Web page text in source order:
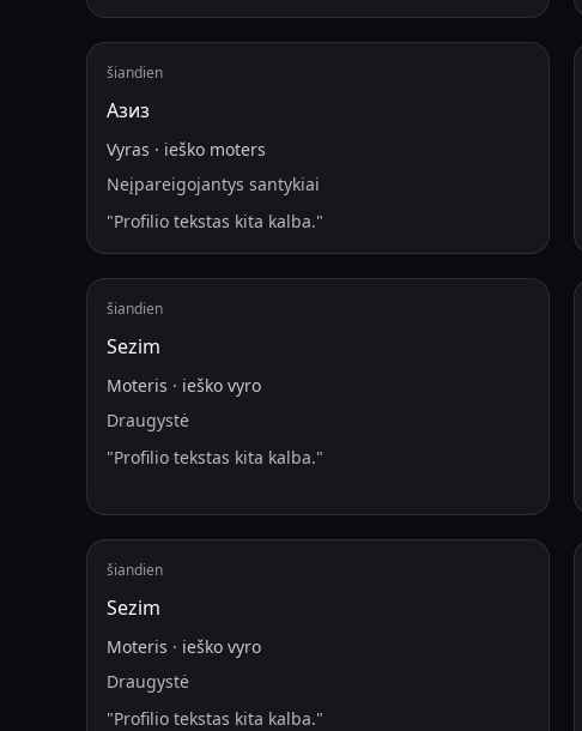
šiandien
Азиз
Vyras · ieško moters
Neįpareigojantys santykiai
"Profilio tekstas kita kalba."
šiandien
Sezim
Moteris · ieško vyro
Draugystė
"Profilio tekstas kita kalba."
šiandien
Sezim
Moteris · ieško vyro
Draugystė
"Profilio tekstas kita kalba."